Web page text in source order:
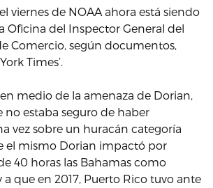
viernes de NOAA ahora está siendo
Oficina del Inspector General del
Comercio, según documentos,
Times’.
medio de la amenaza de Dorian,
no estaba seguro de haber
vez sobre un huracán categoría
el mismo Dorian impactó por
40 horas las Bahamas como
que en 2017, Puerto Rico tuvo ante